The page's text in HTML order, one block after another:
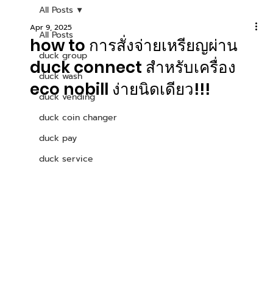
All Posts
duck group
duck wash
duck vending
duck coin changer
duck pay
duck service
All Posts
how to การสั่งจ่ายเหรียญผ่าน
duck connect สำหรับเครื่อง
eco nobill ง่ายนิดเดียว!!!
Apr 9, 2025